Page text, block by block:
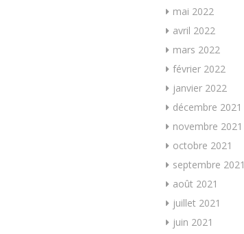
mai 2022
avril 2022
mars 2022
février 2022
janvier 2022
décembre 2021
novembre 2021
octobre 2021
septembre 2021
août 2021
juillet 2021
juin 2021